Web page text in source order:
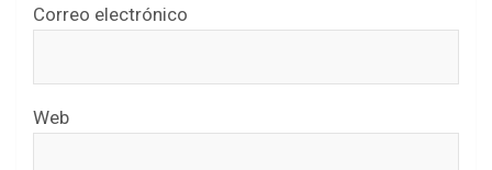
Correo electrónico
Web